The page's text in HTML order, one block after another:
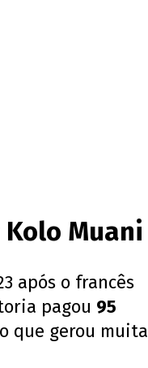
Kolo Muani
após o francês
pagou 95
que gerou muita